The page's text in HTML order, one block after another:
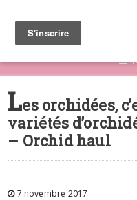
Les orchidées,
variétés
– Orchid haul
7 novembre 2017